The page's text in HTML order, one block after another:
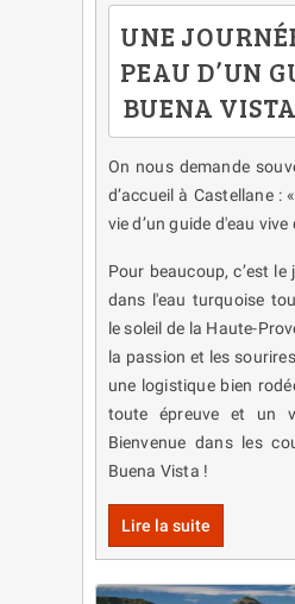
UNE
PEAU D’UN
BUENA
On nous demande
d’accueil à Castellane :
vie d’un guide d'eau
Pour beaucoup, c’est le
dans l'eau turquoise
le soleil de la Haute-
la passion et les
une logistique bien
toute épreuve et un
Bienvenue dans les
Buena Vista !
Lire la suite